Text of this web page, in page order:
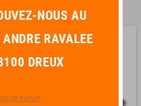
Marron
NOUS AU
RAVALEE
DREUX
CE POPUP.